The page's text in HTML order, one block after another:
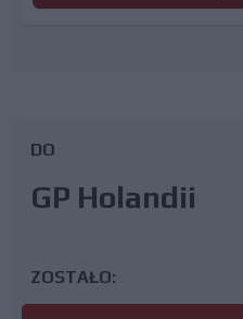
DO
GP Holandii
ZOSTAŁO: